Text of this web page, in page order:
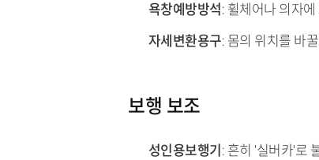
욕창예방방석: 휠체어나 의자
자세변환용구: 몸의 위치를 바
보행 보조
성인용보행기 : 흔히 '실버카'로